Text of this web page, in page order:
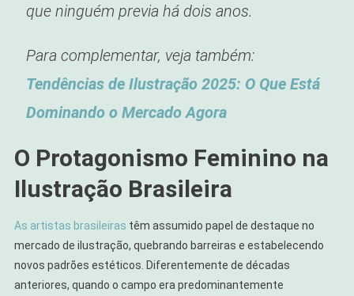
que ninguém previa há dois anos.
Para complementar, veja também:
Tendências de Ilustração 2025: O Que Está
Dominando o Mercado Agora
O Protagonismo Feminino na
Ilustração Brasileira
As artistas brasileiras têm assumido papel de destaque no
mercado de ilustração, quebrando barreiras e estabelecendo
novos padrões estéticos. Diferentemente de décadas
anteriores, quando o campo era predominantemente